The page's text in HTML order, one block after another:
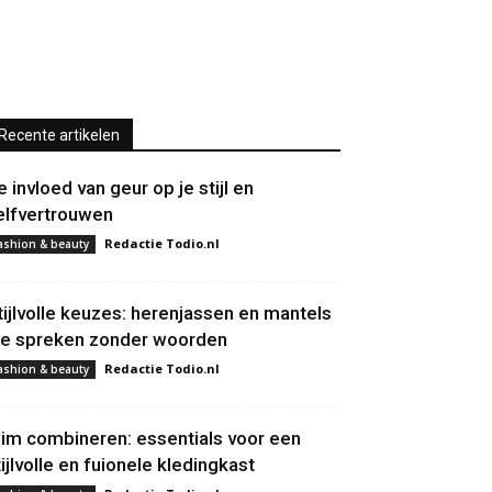
Recente artikelen
invloed van geur op je stijl en
& beauty Redactie Todio.nl
keuzes: herenjassen en mantels
spreken zonder woorden
& beauty Redactie Todio.nl
combineren: essentials voor een
en fuionele kledingkast